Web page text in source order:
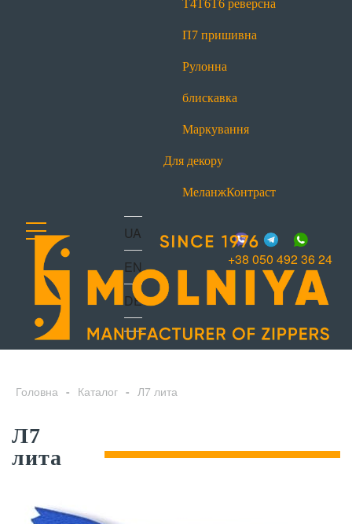
Т4Т6Т6 реверсна
П7 пришивна
Рулонна
блискавка
Маркування
Для декору
МеланжКонтраст
+38 050 492 36 24
UA
EN
DE
вул. Торфяна, 26, с. Баришівка,
Головна - Каталог - Л7 лита
Л7
лита